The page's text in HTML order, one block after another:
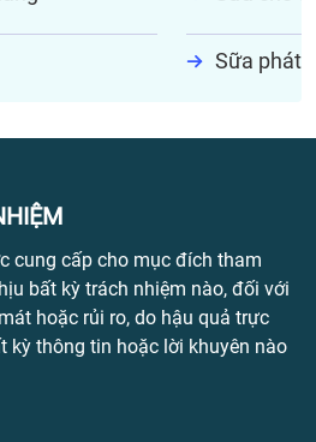
Sữa phát
cung cấp cho mục đích tham
bất kỳ trách nhiệm nào, đối với
hoặc rủi ro, do hậu quả trực
kỳ thông tin hoặc lời khuyên nào